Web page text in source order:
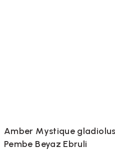
Amber Mystique
Pembe Beyaz Ebruli